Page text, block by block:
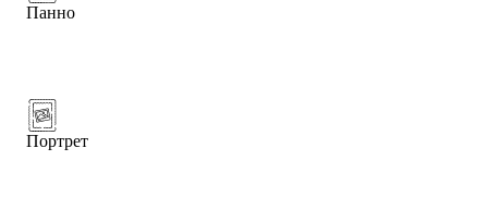
Панно
Портрет